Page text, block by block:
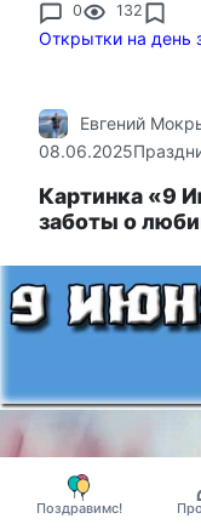
0 132
Открытки на день
Евгений
08.06.2025
Картинка «9
заботы о
Поздравимс!